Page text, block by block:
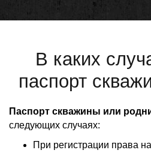
В каких
паспорт
Паспорт скважины или
следующих случаях:
При регистрации права